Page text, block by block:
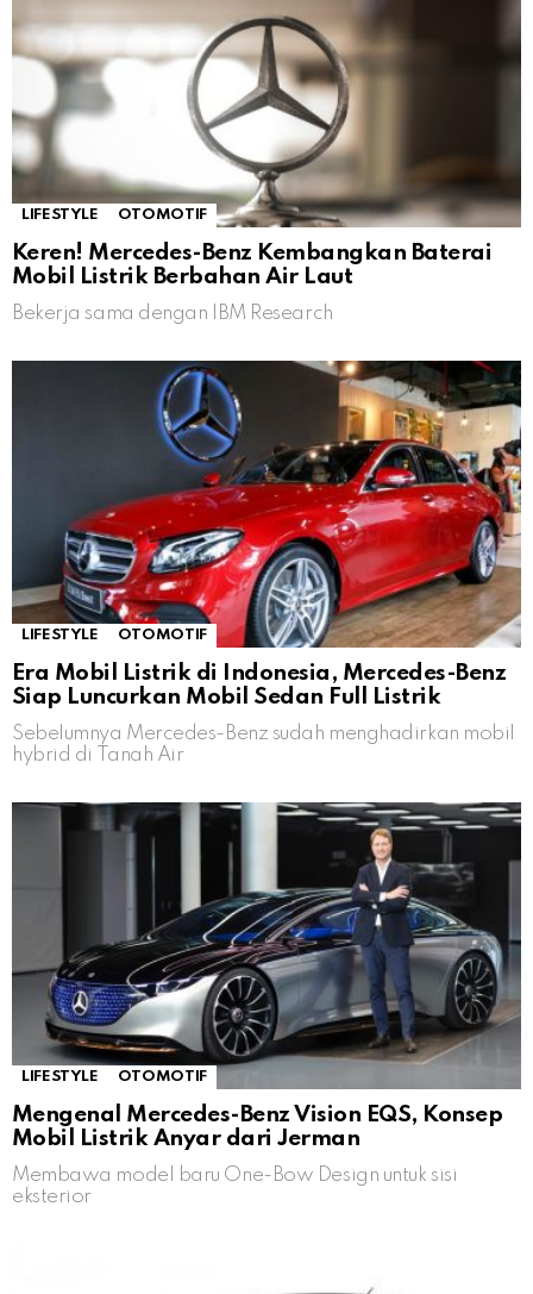
LIFESTYLE OTOMOTIF
Keren! Mercedes-Benz Kembangkan Baterai
Mobil Listrik Berbahan Air Laut
Bekerja sama dengan IBM Research
LIFESTYLE OTOMOTIF
Era Mobil Listrik di Indonesia, Mercedes-Benz
Siap Luncurkan Mobil Sedan Full Listrik
Sebelumnya Mercedes-Benz sudah menghadirkan mobil
hybrid di Tanah Air
LIFESTYLE OTOMOTIF
Mengenal Mercedes-Benz Vision EQS, Konsep
Mobil Listrik Anyar dari Jerman
Membawa model baru One-Bow Design untuk sisi
eksterior